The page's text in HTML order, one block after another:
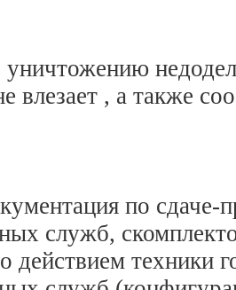
влезает , а также
по сдаче-
служб,
действием техники